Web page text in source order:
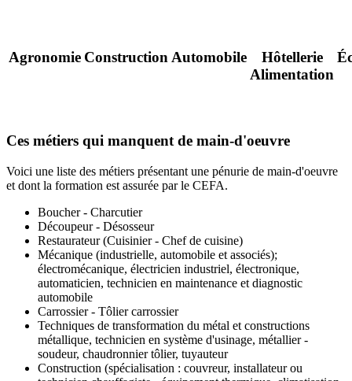
Agronomie ConstructionAutomobile
Hôtellerie
Alimentation
Ces métiers qui manquent de main-d'oeuvre
Voici une liste des métiers présentant une pénurie de main-d'oeuvre
et dont la formation est assurée par le CEFA.
Boucher - Charcutier
Découpeur - Désosseur
Restaurateur (Cuisinier - Chef de cuisine)
Mécanique (industrielle, automobile et associés);
électromécanique, électricien industriel, électronique,
automaticien, technicien en maintenance et diagnostic
automobile
Carrossier - Tôlier carrossier
Techniques de transformation du métal et constructions
métallique, technicien en système d'usinage, métallier -
soudeur, chaudronnier tôlier, tuyauteur
Construction (spécialisation : couvreur, installateur ou